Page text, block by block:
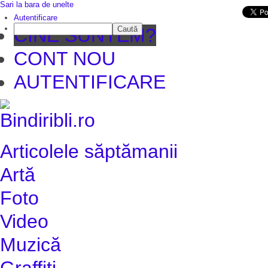
CINE SUNTEM?
CONT NOU
AUTENTIFICARE
Articolele săptămanii
Artă
Foto
Video
Muzică
Sari la bara de unelte
Autentificare
Caută